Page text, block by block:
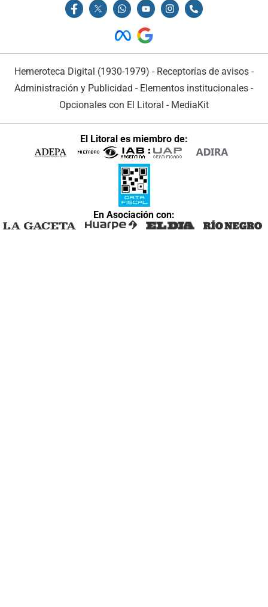
Hemeroteca Digital (1930-1979) - Receptorías de avisos -
Administración y Publicidad - Elementos institucionales -
Opcionales con El Litoral - MediaKit
El Litoral es miembro de:
En Asociación con: